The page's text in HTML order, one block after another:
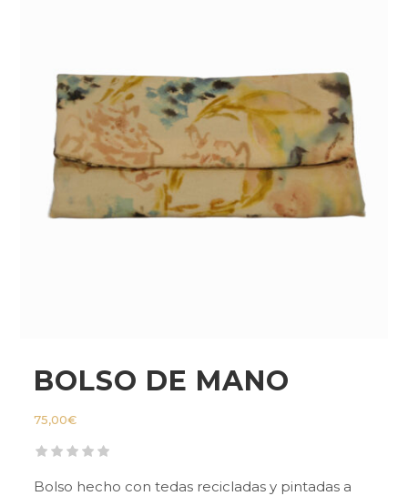
BOLSO DE MANO
75,00€
Bolso hecho con tedas recicladas y pintadas a